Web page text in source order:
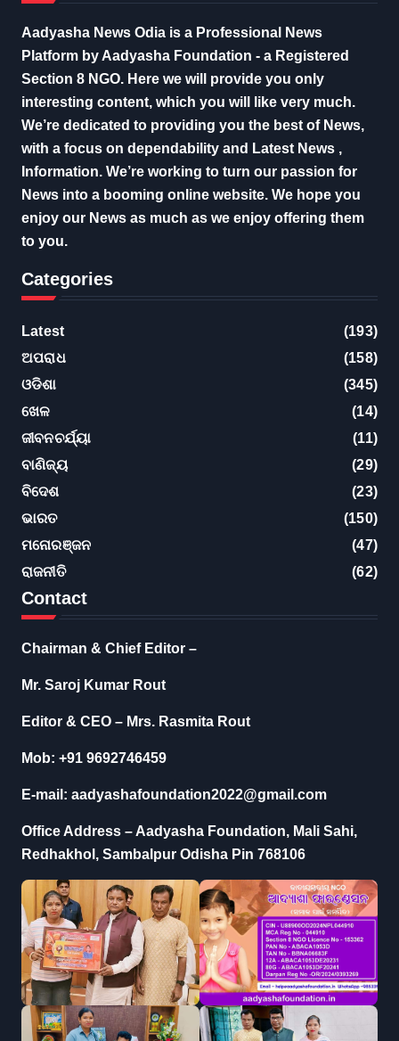
Aadyasha News Odia is a Professional News
Platform by Aadyasha Foundation - a Registered
Section 8 NGO. Here we will provide you only
interesting content, which you will like very much.
We’re dedicated to providing you the best of News,
with a focus on dependability and Latest News ,
Information. We’re working to turn our passion for
News into a booming online website. We hope you
enjoy our News as much as we enjoy offering them
to you.
Categories
Latest
(193)
ଅପରାଧ
(158)
ଓଡିଶା
(345)
ଖେଳ
(14)
ଜୀବନଚର୍ଯ୍ୟା
(11)
ବାଣିଜ୍ୟ
(29)
ବିଦେଶ
(23)
ଭାରତ
(150)
ମନୋରଞ୍ଜନ
(47)
ରାଜନୀତି
(62)
Contact
Chairman & Chief Editor –
Mr. Saroj Kumar Rout
Editor & CEO – Mrs. Rasmita Rout
Mob: +91 9692746459
E-mail: aadyashafoundation2022@gmail.com
Office Address – Aadyasha Foundation, Mali Sahi,
Redhakhol, Sambalpur Odisha Pin 768106